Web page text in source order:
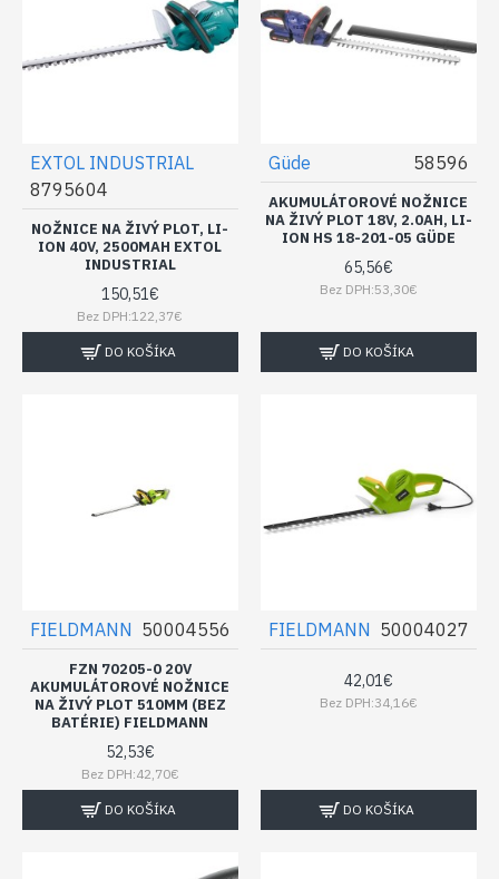
EXTOL INDUSTRIAL
8795604
NOŽNICE NA ŽIVÝ PLOT, LI-
ION 40V, 2500MAH EXTOL
INDUSTRIAL
150,51€
Bez DPH:122,37€
DO KOŠÍKA
Güde 58596
AKUMULÁTOROVÉ NOŽNICE
NA ŽIVÝ PLOT 18V, 2.0AH, LI-
ION HS 18-201-05 GÜDE
65,56€
Bez DPH:53,30€
DO KOŠÍKA
FIELDMANN 50004556
FZN 70205-0 20V
AKUMULÁTOROVÉ NOŽNICE
NA ŽIVÝ PLOT 510MM (BEZ
BATÉRIE) FIELDMANN
52,53€
Bez DPH:42,70€
DO KOŠÍKA
FIELDMANN 50004027
42,01€
Bez DPH:34,16€
DO KOŠÍKA